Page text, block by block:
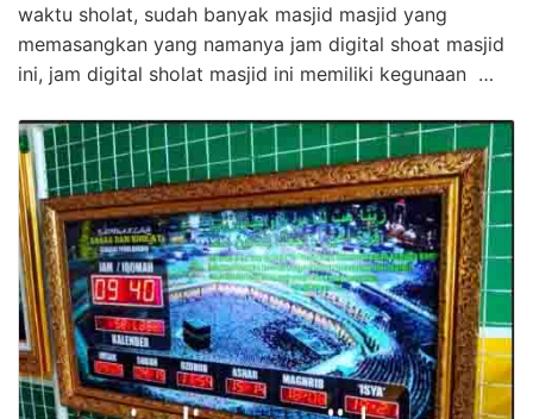
waktu sholat, sudah banyak masjid masjid yang
memasangkan yang namanya jam digital shoat masjid
ini, jam digital sholat masjid ini memiliki kegunaan …